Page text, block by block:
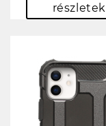
részletek